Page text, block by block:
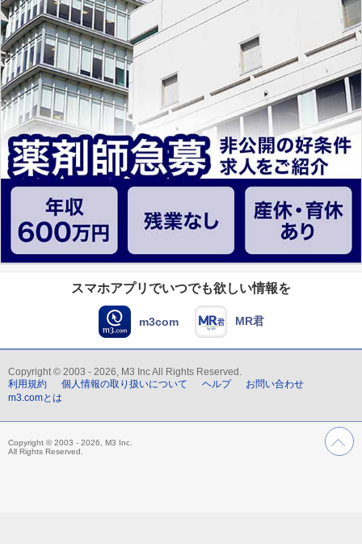
スマホアプリでいつでも欲しい情報を
m3com MR君
Copyright © 2003 - 2026, M3 Inc All Rights Reserved.
利用規約
個人情報の取り扱いについて ヘルプ
お問い合わせ
m3.comとは
Copyright © 2003 - 2026, M3 Inc.
All Rights Reserved.